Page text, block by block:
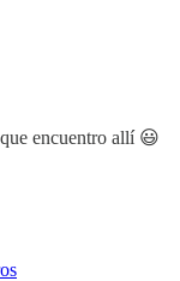
encuentro allí 😃